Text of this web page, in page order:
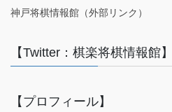
神戸将棋情報館（外部リンク）
【Twitter：棋楽将棋情報館】
【プロフィール】